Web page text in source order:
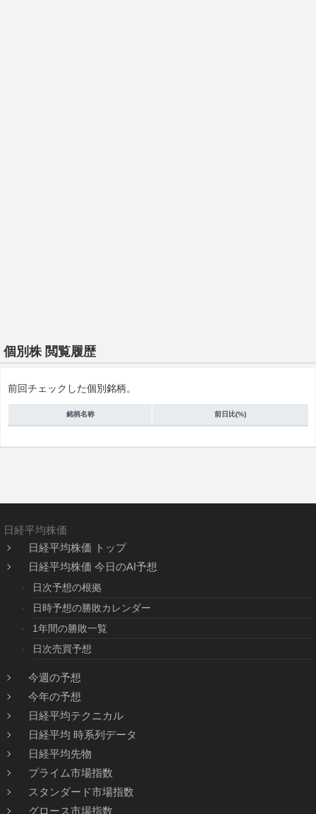
個別株 閲覧履歴
前回チェックした個別銘柄。
銘柄名称 前日比(%)
日経平均株価
日経平均株価 トップ
日経平均株価 今日のAI予想
日次予想の根拠
日時予想の勝敗カレンダー
1年間の勝敗一覧
日次売買予想
今週の予想
今年の予想
日経平均テクニカル
日経平均 時系列データ
日経平均先物
プライム市場指数
スタンダード市場指数
グロース市場指数